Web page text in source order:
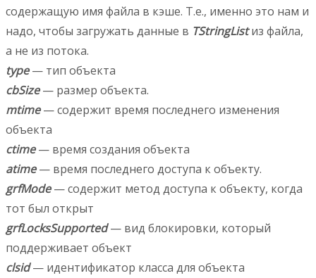
содержащую имя файла в кэше. Т.е., именно это нам и
надо, чтобы загружать данные в TStringListиз файла,
а не из потока.
type— тип объекта
cbSize— размер объекта.
mtime— содержит время последнего изменения
объекта
ctime— время создания объекта
atime— время последнего доступа к объекту.
grfMode— содержит метод доступа к объекту, когда
тот был открыт
grfLocksSupported— вид блокировки, который
поддерживает объект
clsid— идентификатор класса для объекта